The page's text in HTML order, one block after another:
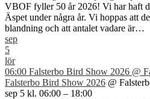
VBOF fyller 50 år 2026! Vi har haft
Äspet under några år. Vi hoppas att
blandning och att antalet vadare är…
sep
5
lör
06:00 Falsterbo Bird Show 2026 @
Falsterbo Bird Show 2026 @
sep 5 kl. 06:00 – 18:00